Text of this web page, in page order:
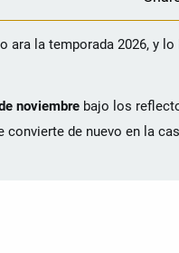
ara la temporada 2026, y
noviembre bajo los
convierte de nuevo en la